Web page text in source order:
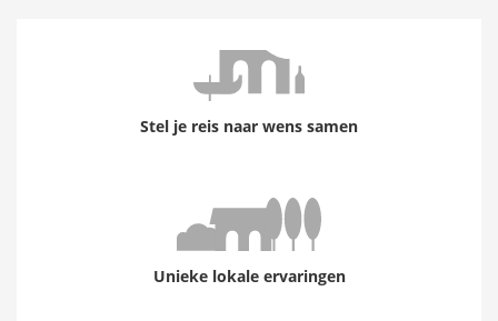
Stel je reis naar wens samen
Unieke lokale ervaringen